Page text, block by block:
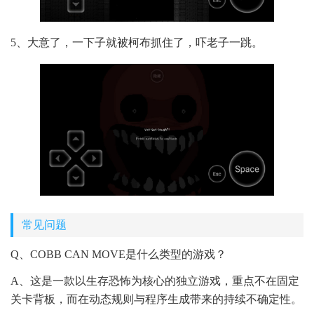
5、大意了，一下子就被柯布抓住了，吓老子一跳。
常见问题
Q、COBB CAN MOVE是什么类型的游戏？
A、这是一款以生存恐怖为核心的独立游戏，重点不在固定
关卡背板，而在动态规则与程序生成带来的持续不确定性。